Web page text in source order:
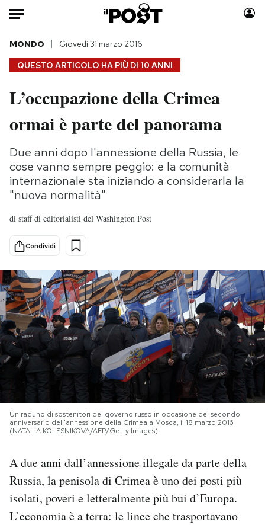
Auto
HOME
Italia
Mondo
Politica
Tecnologia
Internet
Scienza
Cultura
Economia
Sport
Moda
Consumismi
Storie/Idee
Ok Boomer!
Media
Altrecose
PODCAST
NEWSLETTER
I MIEI PREFERITI
SHOP
AREA PERSONALE
QUESTO ARTICOLO HA PIÙ DI 10 ANNI
MONDO Giovedì 31 marzo 2016
L’occupazione della Crimea
ormai è parte del panorama
Due anni dopo l'annessione della Russia, le
cose vanno sempre peggio: e la comunità
internazionale sta iniziando a considerarla la
"nuova normalità"
di staff di editorialisti del Washington Post
Condividi
Un raduno di sostenitori del governo russo in occasione del secondo
anniversario dell'annessione della Crimea a Mosca, il 18 marzo 2016
(NATALIA KOLESNIKOVA/AFP/Getty Images)
A due anni dall’annessione illegale da parte della
Russia, la penisola di Crimea è uno dei posti più
isolati, poveri e letteralmente più bui d’Europa.
L’economia è a terra: le linee che trasportavano